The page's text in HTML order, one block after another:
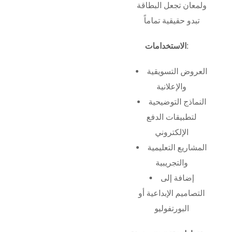
ولمعان تجعل البطاقة
تبدو حقيقية تماماً
الاستخدامات:
العروض التسويقية
والإعلانية
النماذج التوضيحية
لتطبيقات الدفع
الإلكتروني
المشاريع التعليمية
والتجريبية
إضافة إلى
التصاميم الإبداعية أو
البورتفوليو